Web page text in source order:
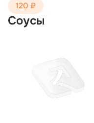
120 ₽
Соусы